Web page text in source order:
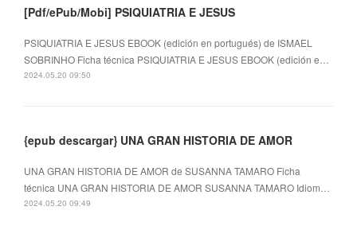
[Pdf/ePub/Mobi] PSIQUIATRIA E JESUS
PSIQUIATRIA E JESUS EBOOK (edición en portugués) de ISMAEL
SOBRINHO Ficha técnica PSIQUIATRIA E JESUS EBOOK (edición e…
2024.05.20 09:50
{epub descargar} UNA GRAN HISTORIA DE AMOR
UNA GRAN HISTORIA DE AMOR de SUSANNA TAMARO Ficha
técnica UNA GRAN HISTORIA DE AMOR SUSANNA TAMARO Idiom…
2024.05.20 09:49